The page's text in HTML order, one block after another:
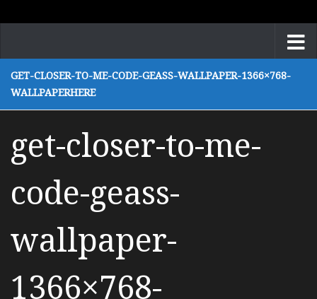
GET-CLOSER-TO-ME-CODE-GEASS-WALLPAPER-1366×768-
WALLPAPERHERE
get-closer-to-me-
code-geass-
wallpaper-
1366×768-